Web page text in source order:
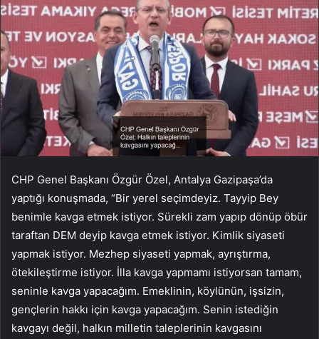
CHP Genel Başkanı Özgür Özel, Antalya Gazipaşa’da
yaptığı konuşmada, “Bir yerel seçimdeyiz. Tayyip Bey
benimle kavga etmek istiyor. Sürekli zam yapıp dönüp öbür
taraftan DEM deyip kavga etmek istiyor. Kimlik siyaseti
yapmak istiyor. Mezhep siyaseti yapmak, ayrıştırma,
ötekileştirme istiyor. İlla kavga yapmamı istiyorsan tamam,
seninle kavga yapacağım. Emeklinin, köylünün, işsizin,
gençlerin hakkı için kavga yapacağım. Senin istediğin
kavgayı değil, halkın milletin taleplerinin kavgasını